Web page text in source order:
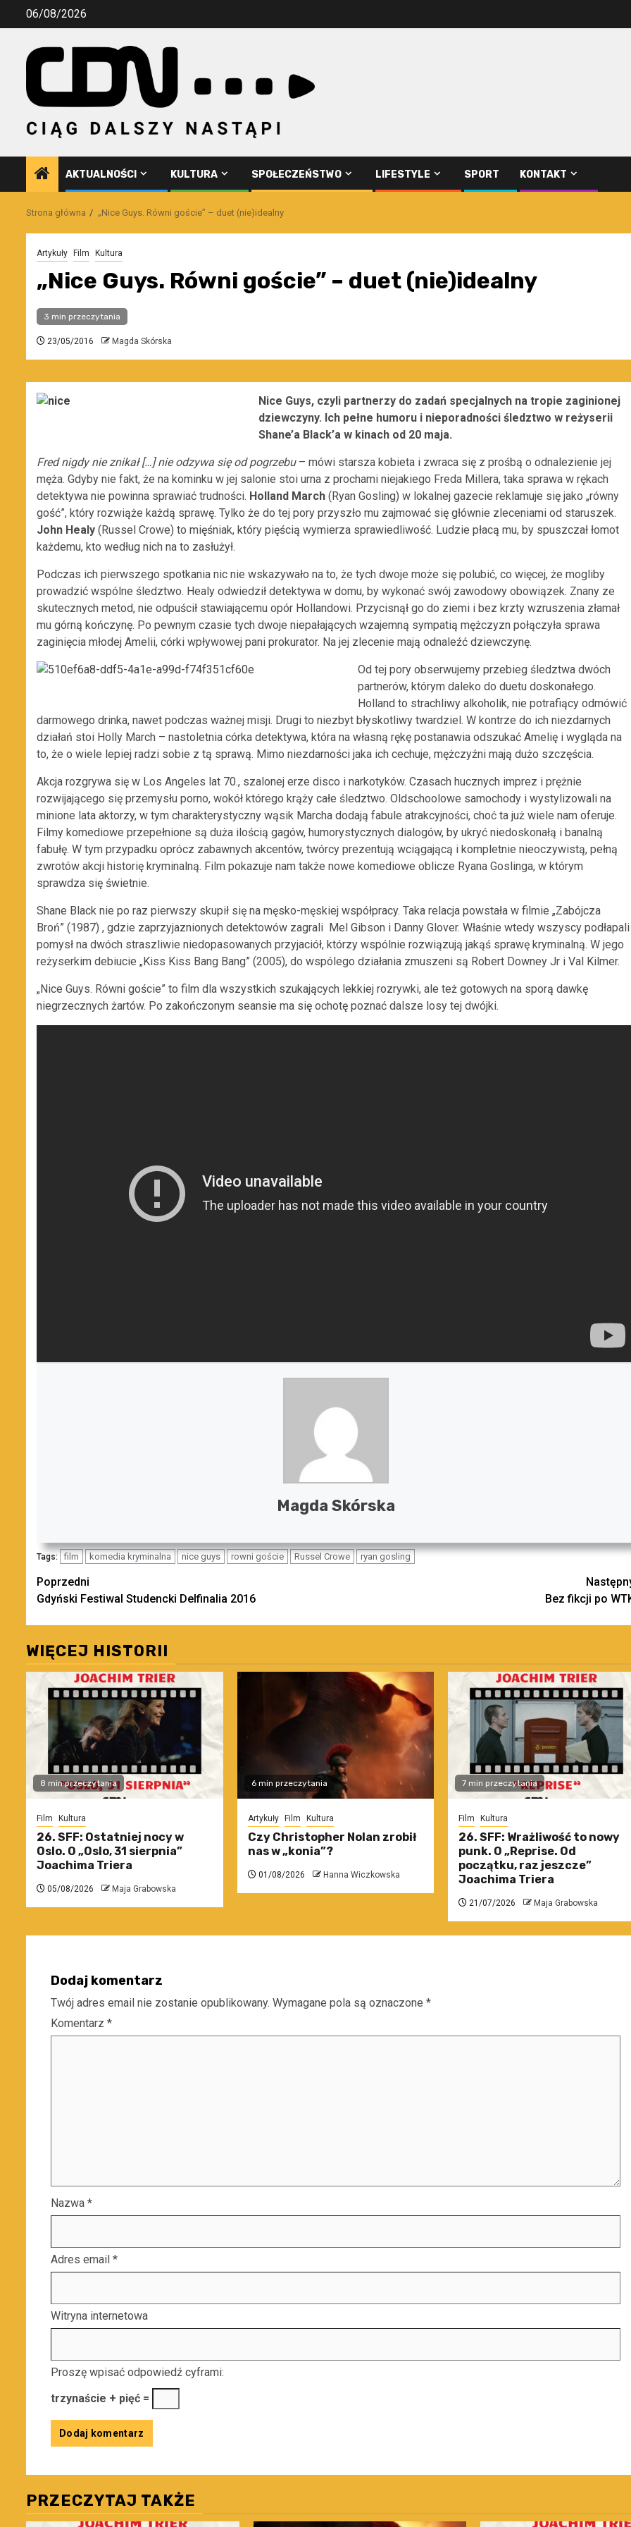
Przejdź06/08/2026
AKTUALNOŚCI KULTURA SPOŁECZEŃSTWO LIFESTYLE SPORT KONTAKT
Strona główna „Nice Guys. Równi goście” – duet (nie)idealny
Artykuły Film Kultura
„Nice Guys. Równi goście” – duet (nie)idealny
3 min przeczytania
23/05/2016 Magda Skórska
Nice Guys, czyli partnerzy do zadań specjalnych na tropie zaginionej
dziewczyny. Ich pełne humoru i nieporadności śledztwo w reżyserii
Shane’a Black’a w kinach od 20 maja.
Fred nigdy nie znikał […] nie odzywa się od pogrzebu – mówi starsza kobieta i zwraca się z prośbą o odnalezienie jej
męża. Gdyby nie fakt, że na kominku w jej salonie stoi urna z prochami niejakiego Freda Millera, taka sprawa w rękach
detektywa nie powinna sprawiać trudności. Holland March (Ryan Gosling) w lokalnej gazecie reklamuje się jako „równy
gość”, który rozwiąże każdą sprawę. Tylko że do tej pory przyszło mu zajmować się głównie zleceniami od staruszek.
John Healy (Russel Crowe) to mięśniak, który pięścią wymierza sprawiedliwość. Ludzie płacą mu, by spuszczał łomot
każdemu, kto według nich na to zasłużył.
Podczas ich pierwszego spotkania nic nie wskazywało na to, że tych dwoje może się polubić, co więcej, że mogliby
prowadzić wspólne śledztwo. Healy odwiedził detektywa w domu, by wykonać swój zawodowy obowiązek. Znany ze
skutecznych metod, nie odpuścił stawiającemu opór Hollandowi. Przycisnął go do ziemi i bez krzty wzruszenia złamał
mu górną kończynę. Po pewnym czasie tych dwoje niepałających wzajemną sympatią mężczyzn połączyła sprawa
zaginięcia młodej Amelii, córki wpływowej pani prokurator. Na jej zlecenie mają odnaleźć dziewczynę.
Od tej pory obserwujemy przebieg śledztwa dwóch
partnerów, którym daleko do duetu doskonałego.
Holland to strachliwy alkoholik, nie potrafiący odmówić
darmowego drinka, nawet podczas ważnej misji. Drugi to niezbyt błyskotliwy twardziel. W kontrze do ich niezdarnych
działań stoi Holly March – nastoletnia córka detektywa, która na własną rękę postanawia odszukać Amelię i wygląda na
to, że o wiele lepiej radzi sobie z tą sprawą. Mimo niezdarności jaka ich cechuje, mężczyźni mają dużo szczęścia.
Akcja rozgrywa się w Los Angeles lat 70., szalonej erze disco i narkotyków. Czasach hucznych imprez i prężnie
rozwijającego się przemysłu porno, wokół którego krąży całe śledztwo. Oldschoolowe samochody i wystylizowali na
minione lata aktorzy, w tym charakterystyczny wąsik Marcha dodają fabule atrakcyjności, choć ta już wiele nam oferuje.
Filmy komediowe przepełnione są duża ilością gagów, humorystycznych dialogów, by ukryć niedoskonałą i banalną
fabułę. W tym przypadku oprócz zabawnych akcentów, twórcy prezentują wciągającą i kompletnie nieoczywistą, pełną
zwrotów akcji historię kryminalną. Film pokazuje nam także nowe komediowe oblicze Ryana Goslinga, w którym
sprawdza się świetnie.
Shane Black nie po raz pierwszy skupił się na męsko-męskiej współpracy. Taka relacja powstała w filmie „Zabójcza
Broń” (1987) , gdzie zaprzyjaznionych detektowów zagrali Mel Gibson i Danny Glover. Właśnie wtedy wszyscy podłapali
pomysł na dwóch straszliwie niedopasowanych przyjaciół, którzy wspólnie rozwiązują jakąś sprawę kryminalną. W jego
reżyserkim debiucie „Kiss Kiss Bang Bang” (2005), do wspólego działania zmuszeni są Robert Downey Jr i Val Kilmer.
„Nice Guys. Równi goście” to film dla wszystkich szukających lekkiej rozrywki, ale też gotowych na sporą dawkę
niegrzecznych żartów. Po zakończonym seansie ma się ochotę poznać dalsze losy tej dwójki.
Magda Skórska
Tags: film komedia kryminalna nice guys rowni goście Russel Crowe ryan gosling
Zobacz
wpisy
Poprzedni
Gdyński Festiwal Studencki Delfinalia 2016
Bez fikcji po
WIĘCEJ HISTORII
8 min przeczytania
Film Kultura
26. SFF: Ostatniej nocy w
Oslo. O „Oslo, 31 sierpnia”
Joachima Triera
05/08/2026 Maja Grabowska
6 min przeczytania
Artykuły Film Kultura
Czy Christopher Nolan zrobił
nas w „konia”?
01/08/2026 Hanna Wiczkowska
7 min przeczytania
Film Kultura
26. SFF: Wrażliwość to nowy
punk. O „Reprise. Od
początku, raz jeszcze”
Joachima Triera
21/07/2026 Maja Grabowska
Dodaj komentarz
Twój adres email nie zostanie opublikowany. Wymagane pola są oznaczone *
Komentarz *
Nazwa *
Adres email *
Witryna internetowa
Proszę wpisać odpowiedź cyframi:
trzynaście + pięć =
PRZECZYTAJ TAKŻE